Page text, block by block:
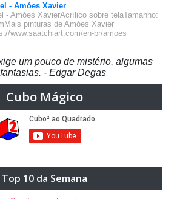
- Amóes Xavier
- Amóes XavierAcrílico sobre telaTamanho:
pinturas de Amóes Xavier
www.saatchiart.com/en-br/amoes
um pouco de mistério, algumas
- Edgar Degas
Cubo Mágico
Top 10 da Semana